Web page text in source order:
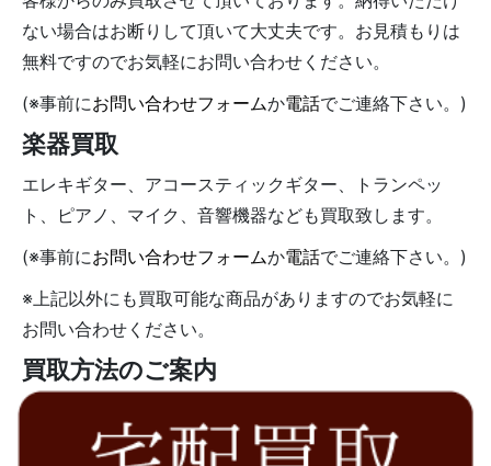
ない場合はお断りして頂いて大丈夫です。お見積もりは
無料ですのでお気軽にお問い合わせください。
(※事前にお問い合わせフォームか電話でご連絡下さい。)
楽器買取
エレキギター、アコースティックギター、トランペッ
ト、ピアノ、マイク、音響機器なども買取致します。
(※事前にお問い合わせフォームか電話でご連絡下さい。)
※上記以外にも買取可能な商品がありますのでお気軽に
お問い合わせください。
買取方法のご案内